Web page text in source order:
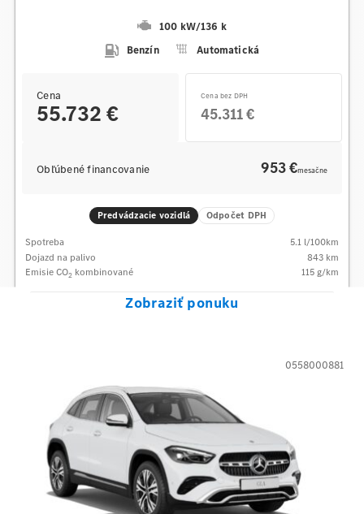
100 kW/136 k
Benzín
Automatická
Cena
55.732 €
Cena bez DPH
45.311 €
Obľúbené financovanie 953 €mesačne
Predvádzacie vozidlá Odpočet DPH
Spotreba 5.1 l/100km
Dojazd na palivo
843 km
Emisie CO2 kombinované 115g/km
Zobraziť ponuku
0558000881